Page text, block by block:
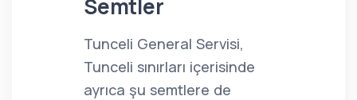
Semtler
Tunceli General Servisi,
Tunceli sınırları içerisinde
ayrıca şu semtlere de